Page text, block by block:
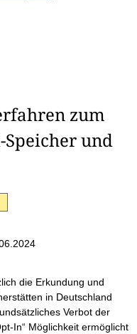
zum
und
die Erkundung und
in Deutschland
Verbot der
In“ Möglichkeit ermöglicht